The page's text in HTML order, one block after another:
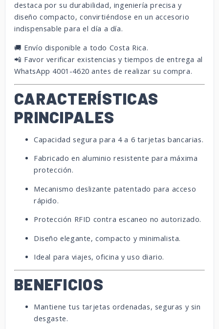
destaca por su durabilidad, ingeniería precisa y
diseño compacto, convirtiéndose en un accesorio
indispensable para el día a día.
🚚 Envío disponible a todo Costa Rica.
📲 Favor verificar existencias y tiempos de entrega al
WhatsApp 4001-4620 antes de realizar su compra.
CARACTERÍSTICAS
PRINCIPALES
Capacidad segura para 4 a 6 tarjetas bancarias.
Fabricado en aluminio resistente para máxima
protección.
Mecanismo deslizante patentado para acceso
rápido.
Protección RFID contra escaneo no autorizado.
Diseño elegante, compacto y minimalista.
Ideal para viajes, oficina y uso diario.
BENEFICIOS
Mantiene tus tarjetas ordenadas, seguras y sin
desgaste.